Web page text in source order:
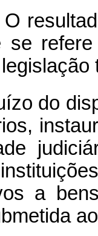
se
do
a